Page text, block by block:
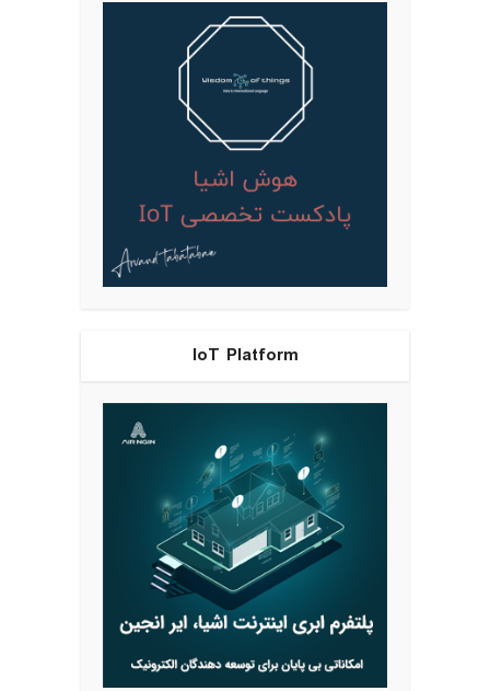
IoT Platform